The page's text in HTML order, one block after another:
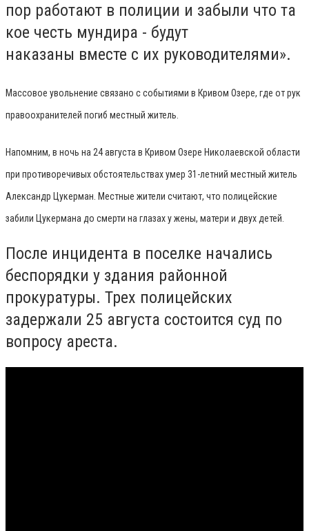
пор работают в полиции и забыли что та
кое честь мундира - будут
наказаны вместе с их руководителями».
Массовое увольнение связано с событиями в Кривом Озере, где от рук
правоохранителей погиб местный житель.
Напомним, в ночь на 24 августа в Кривом Озере Николаевской области
при противоречивых обстоятельствах умер 31-летний местный житель
Александр Цукерман. Местные жители считают, что полицейские
забили Цукермана до смерти на глазах у жены, матери и двух детей.
После инцидента в поселке начались
беспорядки у здания районной
прокуратуры. Трех полицейских
задержали 25 августа состоится суд по
вопросу ареста.